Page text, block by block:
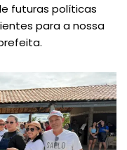
futuras políticas
para a nossa